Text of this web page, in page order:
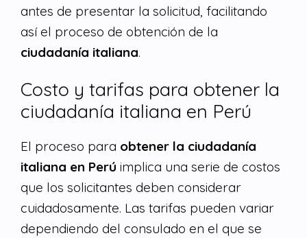
antes de presentar la solicitud, facilitando
así el proceso de obtención de la
ciudadanía italiana.
Costo y tarifas para obtener la
ciudadanía italiana en Perú
El proceso para obtener la ciudadanía
italiana en Perú implica una serie de costos
que los solicitantes deben considerar
cuidadosamente. Las tarifas pueden variar
dependiendo del consulado en el que se